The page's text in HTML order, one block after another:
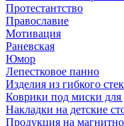
Протестантство
Православие
Мотивация
Раневская
Юмор
Лепестковое панно
Изделия из гибкого
Коврики под миски
Накладки на детские
Продукция на